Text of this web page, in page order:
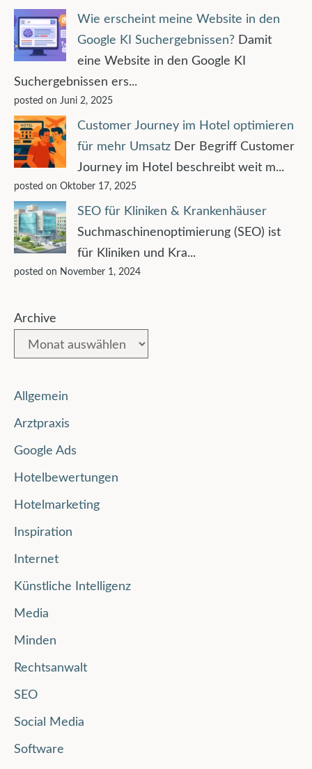
Wie erscheint meine Website in den
Google KI Suchergebnissen? Damit
eine Website in den Google KI
Suchergebnissen ers...
posted on Juni 2, 2025
Customer Journey im Hotel optimieren
für mehr Umsatz Der Begriff Customer
Journey im Hotel beschreibt weit m...
posted on Oktober 17, 2025
SEO für Kliniken & Krankenhäuser
Suchmaschinenoptimierung (SEO) ist
für Kliniken und Kra...
posted on November 1, 2024
Archive
Allgemein
Arztpraxis
Google Ads
Hotelbewertungen
Hotelmarketing
Inspiration
Internet
Künstliche Intelligenz
Media
Minden
Rechtsanwalt
SEO
Social Media
Software